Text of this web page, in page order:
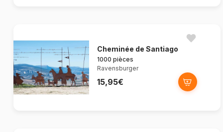
Cheminée de Santiago
1000 pièces
Ravensburger
15,95€